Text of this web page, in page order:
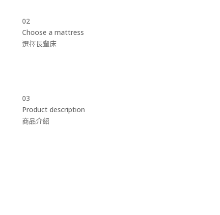
02
Choose a mattress
選擇長輩床
03
Product description
商品介紹